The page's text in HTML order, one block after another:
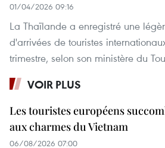
01/04/2026 09:16
La Thaïlande a enregistré une
d'arrivées de touristes
trimestre, selon son ministère du
VOIR PLUS
Les touristes européens
aux charmes du Vietnam
06/08/2026 07:00